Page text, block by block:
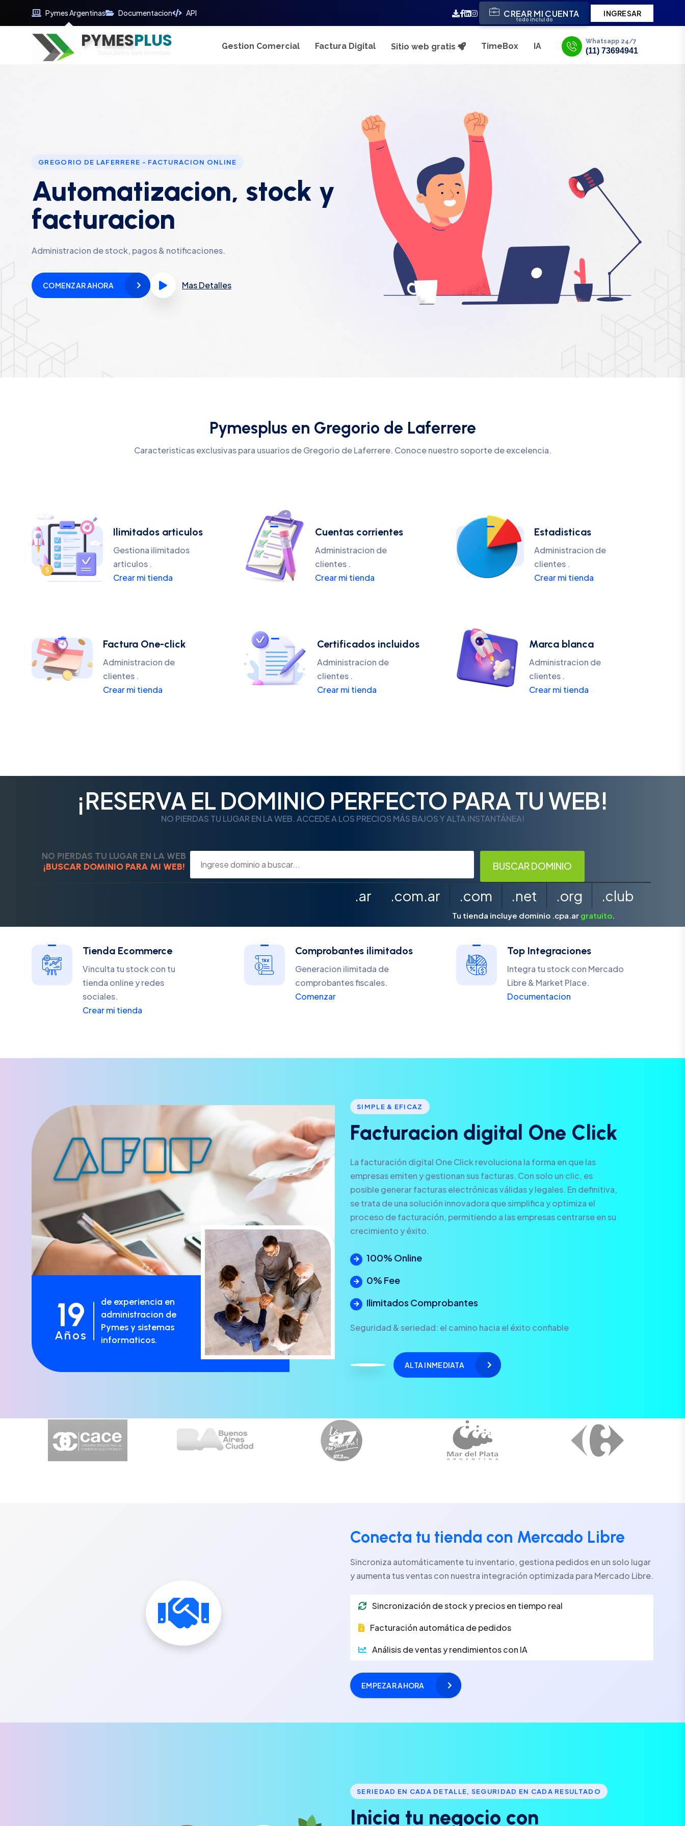
Pymes Argentinas Documentacion API CREAR MI CUENTA
todo incluido
INGRESAR
PYMESPLUS
Digitaliza tu éxito
Gestion Comercial Factura Digital Sitio web gratis TimeBox IA Whatsapp 24/7
(11) 73694941
GREGORIO DE LAFERRERE - FACTURACION ONLINE
Automatizacion, stock y
facturacion
Administracion de stock, pagos & notificaciones.
COMENZAR AHORA Mas Detalles
Pymesplus en Gregorio de Laferrere
Caracteristicas exclusivas para usuarios de Gregorio de Laferrere. Conoce nuestro soporte de excelencia.
Ilimitados articulos
Gestiona ilimitados
articulos .
Crear mi tienda
Cuentas corrientes
Administracion de
clientes .
Crear mi tienda
Estadisticas
Administracion de
clientes .
Crear mi tienda
Factura One-click
Administracion de
clientes .
Crear mi tienda
Certificados incluidos
Administracion de
clientes .
Crear mi tienda
Marca blanca
Administracion de
clientes .
Crear mi tienda
¡RESERVA EL DOMINIO PERFECTO PARA TU WEB!
NO PIERDAS TU LUGAR EN LA WEB. ACCEDE A LOS PRECIOS MÁS BAJOS Y ALTA INSTANTÁNEA!
NO PIERDAS TU LUGAR EN LA WEB
¡BUSCAR DOMINIO PARA MI WEB!
.ar .com.ar .com .net .org .club
Tu tienda incluye dominio .cpa.ar gratuito.
Tienda Ecommerce
Vinculta tu stock con tu
tienda online y redes
sociales.
Crear mi tienda
Comprobantes ilimitados
Generacion ilimitada de
comprobantes fiscales.
Comenzar
Top Integraciones
Integra tu stock con Mercado
Libre & Market Place.
Documentacion
19
Años
de experiencia en
administracion de
Pymes y sistemas
informaticos.
SIMPLE & EFICAZ
Facturacion d igita One C ick
La facturación digital One Click revoluciona la forma en que las
empresas emiten y gestionan sus facturas. Con solo un clic, es
posible generar facturas electrónicas válidas y legales. En definitiva,
se trata de una solución innovadora que simplifica y optimiza el
proceso de facturación, permitiendo a las empresas centrarse en su
crecimiento y éxito.
100% Online
0% Fee
Ilimitados Comprobantes
Seguridad & seriedad: el camino hacia el éxito confiable
ALTA INMEDIATA
Conecta tu tienda con Mercado Libre
Sincroniza automáticamente tu inventario, gestiona pedidos en un solo lugar
y aumenta tus ventas con nuestra integración optimizada para Mercado Libre.
Sincronización de stock y precios en tiempo real
Facturación automática de pedidos
Análisis de ventas y rendimientos con IA
EMPEZAR AHORA
SERIEDAD EN CADA DETALLE, SEGURIDAD EN CADA RESULTADO
Inicia tu negocio con